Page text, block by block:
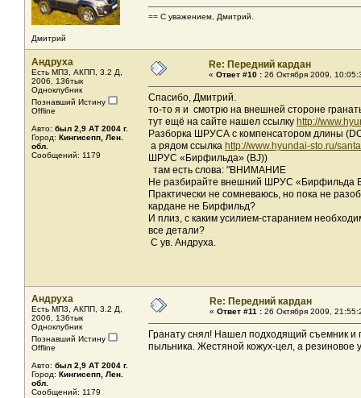
Дмитрий
== С уважением, Дмитрий.
Андруха
Есть МП3, АКПП, 3.2 Д,
2006, 136тык
Одноклубник
Познавший Истину
Offline
Авто: был 2,9 AТ 2004 г.
Город: Кингисепп, Лен.
обл.
Сообщений: 1179
Re: Передний кардан
« Ответ #10 : 26 Октября 2009,
Спасибо, Дмитрий.
то-то я и смотрю на внешней стороне
тут ещё на сайте нашел ссылку http://
Разборка ШРУСА с компенсатором длины
а рядом ссылка http://www.hyundai-sto.ru/
ШРУС «Бирфильда» (BJ))
там есть слова: "ВНИМАНИЕ
Не разбирайте внешний ШРУС «Бирфильда
Практически не сомневаюсь, но пока не
кардане не Бирфильд?
И плиз, с каким усилием-старанием
все детали?
С ув. Андруха.
Андруха
Есть МП3, АКПП, 3.2 Д,
2006, 136тык
Одноклубник
Познавший Истину
Offline
Авто: был 2,9 AТ 2004 г.
Город: Кингисепп, Лен.
обл.
Сообщений: 1179
Re: Передний кардан
« Ответ #11 : 26 Октября 2009,
Гранату снял! Нашел подходящий съемник и
пыльника. Жестяной кожух-цел, а резиновое